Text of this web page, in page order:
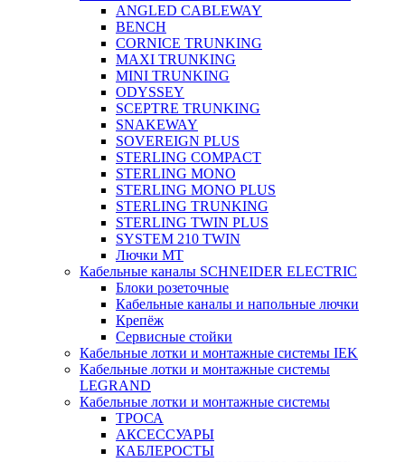
ANGLED CABLEWAY
BENCH
CORNICE TRUNKING
MAXI TRUNKING
MINI TRUNKING
ODYSSEY
SCEPTRE TRUNKING
SNAKEWAY
SOVEREIGN PLUS
STERLING COMPACT
STERLING MONO
STERLING MONO PLUS
STERLING TRUNKING
STERLING TWIN PLUS
SYSTEM 210 TWIN
Лючки MT
Кабельные каналы SCHNEIDER ELECTRIC
Блоки розеточные
Кабельные каналы и напольные лючки
Крепёж
Сервисные стойки
Кабельные лотки и монтажные системы IEK
Кабельные лотки и монтажные системы
LEGRAND
Кабельные лотки и монтажные системы
ТРОСА
АКСЕССУАРЫ
КАБЛЕРОСТЫ